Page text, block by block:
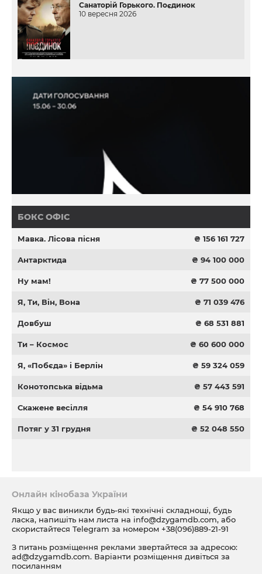
Санаторій Горького. Поєдинок
10 вересня 2026
БОКС ОФІС
Мавка. Лісова пісня ₴ 156 161 727
Антарктида ₴ 94 100 000
Ну мам! ₴ 77 500 000
Я, Ти, Він, Вона ₴ 71 039 476
Довбуш ₴ 68 531 881
Ти – Космос ₴ 60 600 000
Я, «Побєда» і Берлін ₴ 59 324 059
Конотопська відьма ₴ 57 443 591
Скажене весілля ₴ 54 910 768
Потяг у 31 грудня ₴ 52 048 550
Онлайн кінобаза України
Якщо у вас виникли будь-які технічні складнощі, будь
ласка, напишіть нам листа на info@dzygamdb.com, або
скористайтеся Telegram за номером +38(096)889-21-91
З питань розміщення реклами звертайтеся за адресою:
ad@dzygamdb.com. Варіанти розміщення дивіться за
посиланням